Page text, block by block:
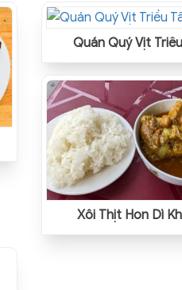
Quán Quý Vịt
Xôi Thịt Hon Dì